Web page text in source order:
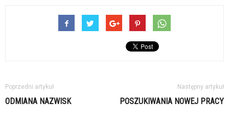
Poprzedni artykuł
ODMIANA NAZWISK
Następny artykuł
POSZUKIWANIA NOWEJ PRACY